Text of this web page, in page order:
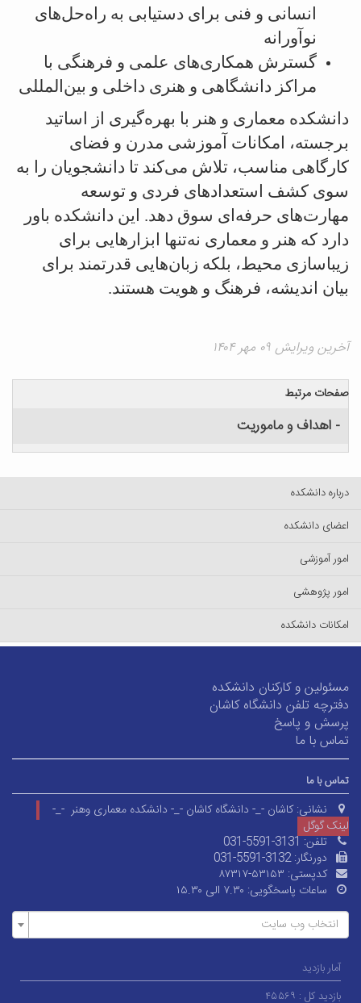
انسانی و فنی برای دستیابی به راه‌حل‌های
نوآورانه
گسترش همکاری‌های علمی و فرهنگی با
مراکز دانشگاهی و هنری داخلی و بین‌المللی
دانشکده معماری و هنر با بهره‌گیری از اساتید
برجسته، امکانات آموزشی مدرن و فضای
کارگاهی مناسب، تلاش می‌کند تا دانشجویان را به
سوی کشف استعدادهای فردی و توسعه
مهارت‌های حرفه‌ای سوق دهد. این دانشکده باور
دارد که هنر و معماری نه‌تنها ابزارهایی برای
زیباسازی محیط، بلکه زبان‌هایی قدرتمند برای
بیان اندیشه، فرهنگ و هویت هستند.
آخرین ویرایش ۰۹ مهر ۱۴۰۴
صفحات مرتبط
- اهداف و ماموریت
درباره دانشکده
اعضای دانشکده
امور آموزشی
امور پژوهشی
امکانات دانشکده
مسئولین و کارکنان دانشکده
دفترچه تلفن دانشگاه کاشان
پرسش و پاسخ
تماس با ما
تماس با ما
نشانی: کاشان -_- دانشگاه کاشان -_- دانشکده معماری وهنر -_-
لینک گوگل
تلفن:031-5591-3131
دورنگار:031-5591-3132
کدپستی: ۸۷۳۱۷-۵۳۱۵۳
ساعات پاسخگویی: ۷.۳۰ الی ۱۵.۳۰
انتخاب وب سایت
آمار بازدید
بازدید کل : ۴۵۵۶۹